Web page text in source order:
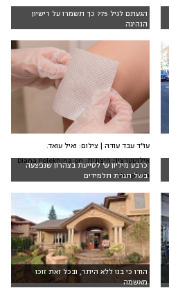
הגעתם לגיל 75? כך תשמרו על רישיון
הנהיגה
כרבע מיליון ש' לסייעת בצהרון שנפצעה
בשל תגרת תלמידים
עו"ד עבד עודה | צילום: ואיל עואד.
אילוסטרציה חיצונית: Diana Polekhina on
Unsplash
הודו כי בנו ללא היתר, ובכל זאת זוכו
מאשמה